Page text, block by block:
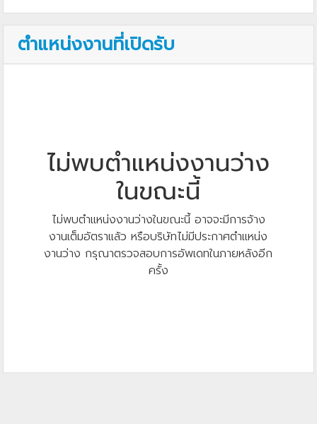
ตำแหน่งงานที่เปิดรับ
ไม่พบตำแหน่งงานว่าง
ในขณะนี้
ไม่พบตำแหน่งงานว่างในขณะนี้ อาจจะมีการจ้าง
งานเต็มอัตราแล้ว หรือบริษัทไม่มีประกาศตำแหน่ง
งานว่าง กรุณาตรวจสอบการอัพเดทในภายหลังอีก
ครั้ง